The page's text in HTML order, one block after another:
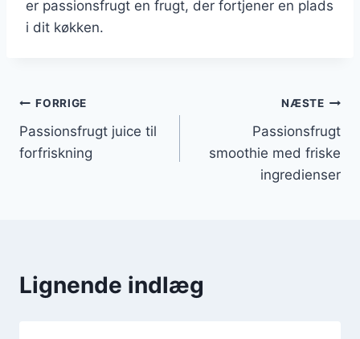
er passionsfrugt en frugt, der fortjener en plads
i dit køkken.
Indlægsnavigation
FORRIGE
Passionsfrugt juice til
forfriskning
NÆSTE
Passionsfrugt
smoothie med friske
ingredienser
Lignende indlæg